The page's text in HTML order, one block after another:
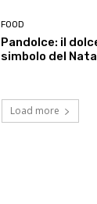
FOOD
Pandolce: il
simbolo del
Load more